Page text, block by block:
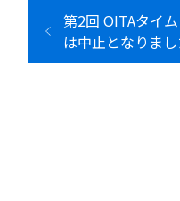
第2回 OITAタイ
は中止となりまし